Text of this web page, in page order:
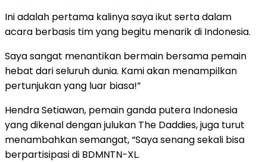
Ini adalah pertama kalinya saya ikut serta dalam
acara berbasis tim yang begitu menarik di Indonesia.
Saya sangat menantikan bermain bersama pemain
hebat dari seluruh dunia. Kami akan menampilkan
pertunjukan yang luar biasa!”
Hendra Setiawan, pemain ganda putera Indonesia
yang dikenal dengan julukan The Daddies, juga turut
menambahkan semangat, “Saya senang sekali bisa
berpartisipasi di BDMNTN-XL.